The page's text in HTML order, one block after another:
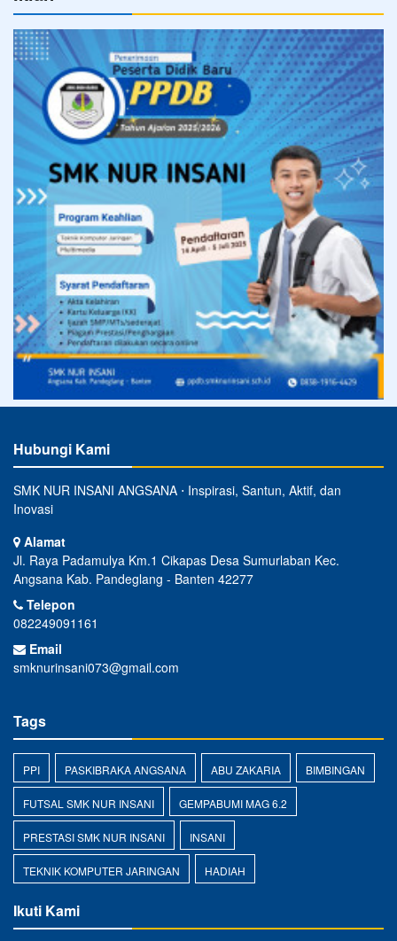
Hubungi Kami
SMK NUR INSANI ANGSANA ⋅ Inspirasi, Santun, Aktif, dan
Inovasi
Alamat
Jl. Raya Padamulya Km.1 Cikapas Desa Sumurlaban Kec.
Angsana Kab. Pandeglang - Banten 42277
Telepon
082249091161
Email
smknurinsani073@gmail.com
Tags
PPI PASKIBRAKA ANGSANA ABU ZAKARIA BIMBINGAN
FUTSAL SMK NUR INSANI GEMPABUMI MAG 6.2
PRESTASI SMK NUR INSANI INSANI
TEKNIK KOMPUTER JARINGAN HADIAH
Ikuti Kami